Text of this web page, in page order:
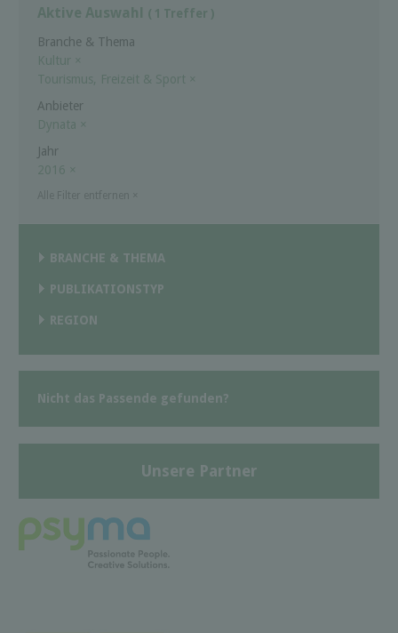
Aktive Auswahl ( 1 Treffer )
Branche & Thema
Kultur
×
Tourismus, Freizeit & Sport ×
Anbieter
Dynata ×
Jahr
2016 ×
BRANCHE & THEMA
PUBLIKATIONSTYP
REGION
Nicht das Passende gefunden?
Unsere Partner